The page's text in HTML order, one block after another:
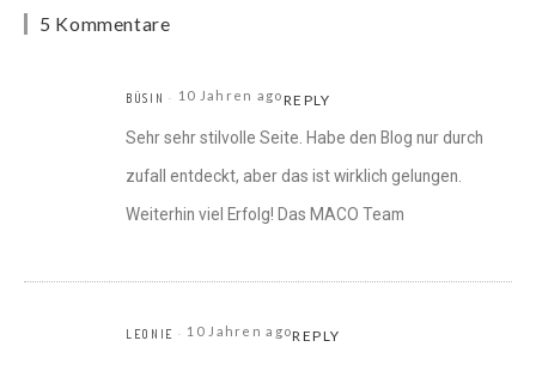
5 Kommentare
BÜSIN 10 Jahren agoREPLY
Sehr sehr stilvolle Seite. Habe den Blog nur durch
zufall entdeckt, aber das ist wirklich gelungen.
Weiterhin viel Erfolg! Das MACO Team
LEONIE 10 Jahren agoREPLY